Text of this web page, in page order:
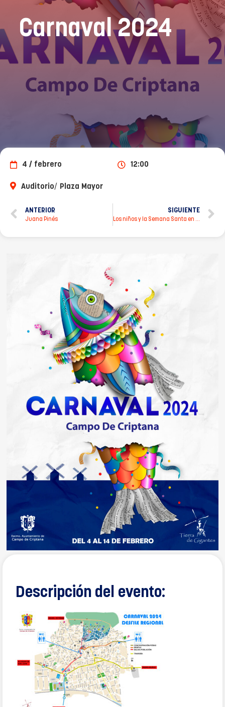
Carnaval 2024
4 / febrero 12:00
Auditorio/ Plaza Mayor
ANTERIOR
Juana Pinés
SIGUIENTE
Los niños y la Semana Santa en Campo de Criptana
Descripción del evento: